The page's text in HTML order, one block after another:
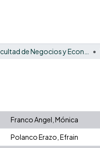
Franco Angel, Mónica
Polanco Erazo, Efrain